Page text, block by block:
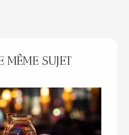
MÊME SUJET